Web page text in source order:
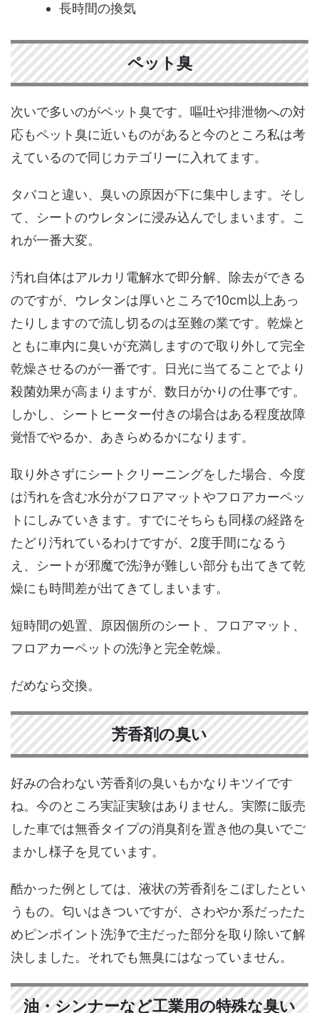
長時間の換気
ペット臭
次いで多いのがペット臭です。嘔吐や排泄物への対
応もペット臭に近いものがあると今のところ私は考
えているので同じカテゴリーに入れてます。
タバコと違い、臭いの原因が下に集中します。そし
て、シートのウレタンに浸み込んでしまいます。こ
れが一番大変。
汚れ自体はアルカリ電解水で即分解、除去ができる
のですが、ウレタンは厚いところで10cm以上あっ
たりしますので流し切るのは至難の業です。乾燥と
ともに車内に臭いが充満しますので取り外して完全
乾燥させるのが一番です。日光に当てることでより
殺菌効果が高まりますが、数日がかりの仕事です。
しかし、シートヒーター付きの場合はある程度故障
覚悟でやるか、あきらめるかになります。
取り外さずにシートクリーニングをした場合、今度
は汚れを含む水分がフロアマットやフロアカーペッ
トにしみていきます。すでにそちらも同様の経路を
たどり汚れているわけですが、2度手間になるう
え、シートが邪魔で洗浄が難しい部分も出てきて乾
燥にも時間差が出てきてしまいます。
短時間の処置、原因個所のシート、フロアマット、
フロアカーペットの洗浄と完全乾燥。
だめなら交換。
芳香剤の臭い
好みの合わない芳香剤の臭いもかなりキツイです
ね。今のところ実証実験はありません。実際に販売
した車では無香タイプの消臭剤を置き他の臭いでご
まかし様子を見ています。
酷かった例としては、液状の芳香剤をこぼしたとい
うもの。匂いはきついですが、さわやか系だったた
めピンポイント洗浄で主だった部分を取り除いて解
決しました。それでも無臭にはなっていません。
油・シンナーなど工業用の特殊な臭い